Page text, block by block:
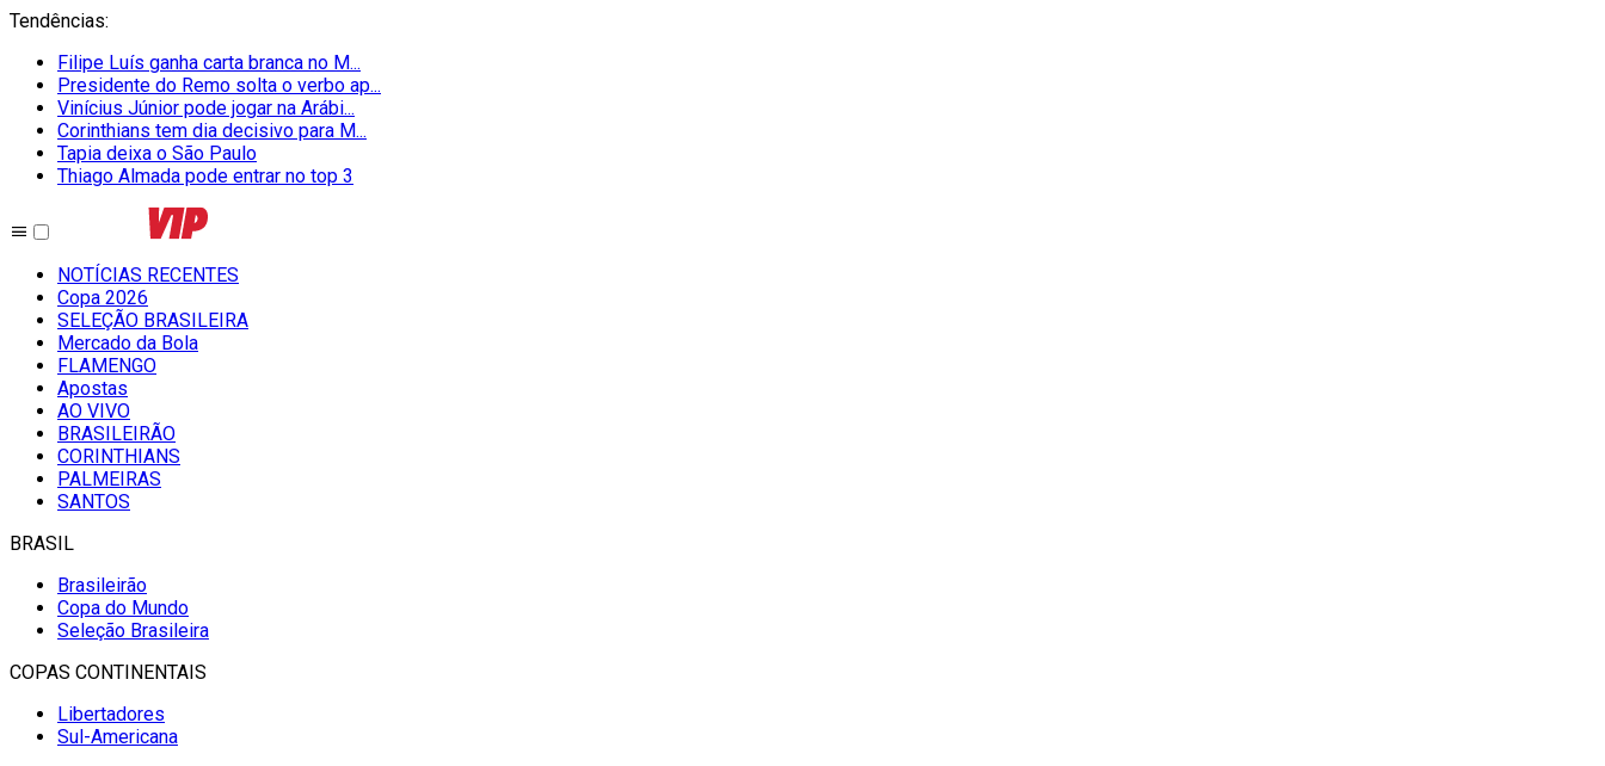
Tendências:
Filipe Luís ganha carta branca no M...
Presidente do Remo solta o verbo ap...
Vinícius Júnior pode jogar na Arábi...
Corinthians tem dia decisivo para M...
Tapia deixa o São Paulo
Thiago Almada pode entrar no top 3
NOTÍCIAS RECENTES
Copa 2026
SELEÇÃO BRASILEIRA
Mercado da Bola
FLAMENGO
Apostas
AO VIVO
BRASILEIRÃO
CORINTHIANS
PALMEIRAS
SANTOS
BRASIL
Brasileirão
Copa do Mundo
Seleção Brasileira
COPAS CONTINENTAIS
Libertadores
Sul-Americana